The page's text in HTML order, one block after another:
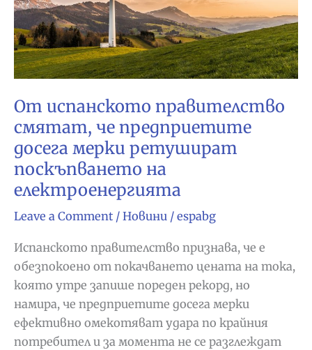
От испанското правителство
смятат, че предприетите
досега мерки ретушират
поскъпването на
електроенергията
Leave a Comment / Новини / espabg
Испанското правителство признава, че е
обезпокоено от покачването цената на тока,
която утре запише пореден рекорд, но
намира, че предприетите досега мерки
ефективно омекотяват удара по крайния
потребител и за момента не се разглеждат